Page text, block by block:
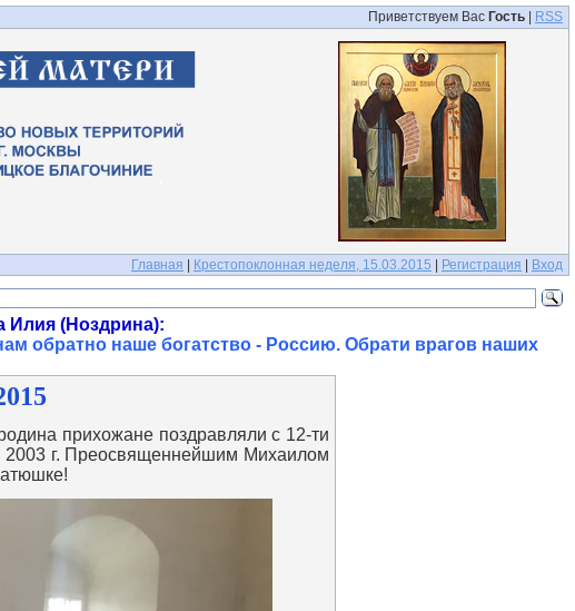
Приветствуем Вас Гость RSS
Главная Крестопоклонная неделя, 15.03.2015 Регистрация Вход
Илия (Ноздрина):
обратно наше богатство - Россию. Обрати врагов наших
прихожане поздравляли с 12-ти
2003 г. Преосвященнейшим Михаилом